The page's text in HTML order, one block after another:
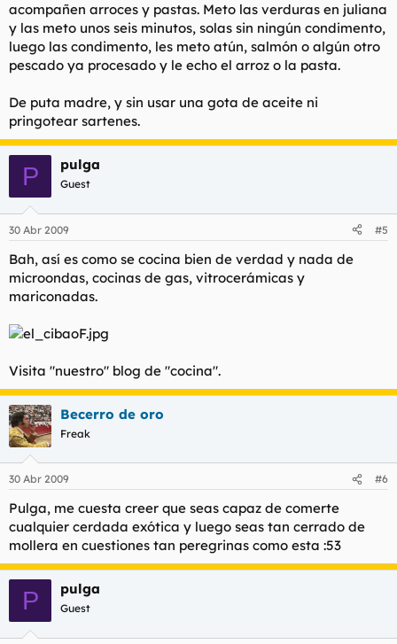
acompañen arroces y pastas. Meto las verduras en juliana
y las meto unos seis minutos, solas sin ningún condimento,
luego las condimento, les meto atún, salmón o algún otro
pescado ya procesado y le echo el arroz o la pasta.
De puta madre, y sin usar una gota de aceite ni
pringotear sartenes.
P pulga
Guest
30 Abr 2009 #5
Bah, así es como se cocina bien de verdad y nada de
microondas, cocinas de gas, vitrocerámicas y
mariconadas.
Visita "nuestro" blog de "cocina".
Becerro de oro
Freak
30 Abr 2009 #6
Pulga, me cuesta creer que seas capaz de comerte
cualquier cerdada exótica y luego seas tan cerrado de
mollera en cuestiones tan peregrinas como esta :53
P pulga
Guest